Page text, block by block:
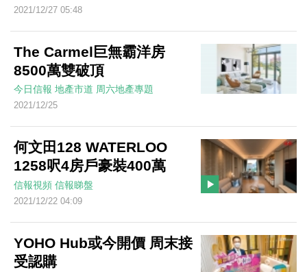
2021/12/27 05:48
The Carmel巨無霸洋房
8500萬雙破頂
今日信報 地產市道 周六地產專題
2021/12/25
何文田128 WATERLOO
1258呎4房戶豪裝400萬
信報視頻 信報睇盤
2021/12/22 04:09
YOHO Hub或今開價 周末接
受認購